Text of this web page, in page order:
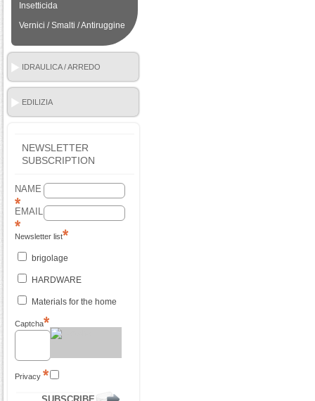
Insetticida
Vernici / Smalti / Antiruggine
IDRAULICA / ARREDO
BAGNO
EDILIZIA
NEWSLETTER
SUBSCRIPTION
NAME
EMAIL
Newsletter list
brigolage
HARDWARE
Materials for the home
Captcha
Privacy